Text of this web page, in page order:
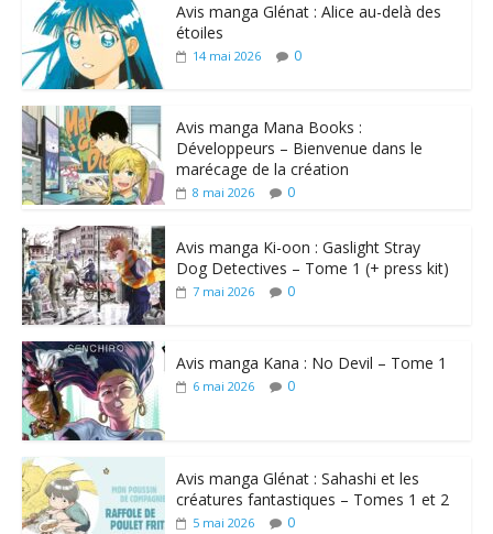
Avis manga Glénat : Alice au-delà des
étoiles
14 mai 2026 0
Avis manga Mana Books :
Développeurs – Bienvenue dans le
marécage de la création
8 mai 2026 0
Avis manga Ki-oon : Gaslight Stray
Dog Detectives – Tome 1 (+ press kit)
7 mai 2026 0
Avis manga Kana : No Devil – Tome 1
6 mai 2026 0
Avis manga Glénat : Sahashi et les
créatures fantastiques – Tomes 1 et 2
5 mai 2026 0